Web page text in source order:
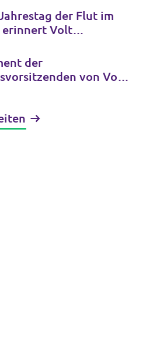
der Flut im
Volt
und fordert
Handeln
der
von Volt